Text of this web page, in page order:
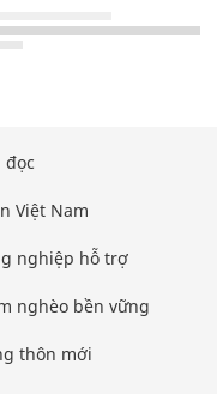
đọc
Việt Nam
nghiệp hỗ trợ
nghèo bền vững
thôn mới